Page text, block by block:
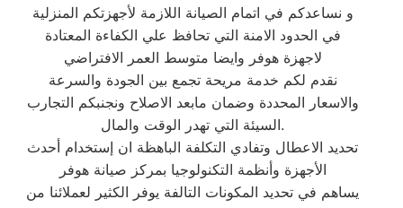
و نساعدكم في اتمام الصيانة اللازمة لأجهزتكم المنزلية
في الحدود الامنة التي تحافظ علي الكفاءة المعتادة
لاجهزة هوفر وايضا متوسط العمر الافتراضي
نقدم لكم خدمة مريحة تجمع بين الجودة والسرعة
والاسعار المحددة وضمان مابعد الاصلاح ونجنبكم التجارب
السيئة التي تهدر الوقت والمال.
تحديد الاعطال وتفادي التكلفة الباهظة ان إستخدام أحدث
الأجهزة وأنظمة التكنولوجيا بمركز صيانة هوفر
يساهم في تحديد المكونات التالفة يوفر الكثير لعملائنا من